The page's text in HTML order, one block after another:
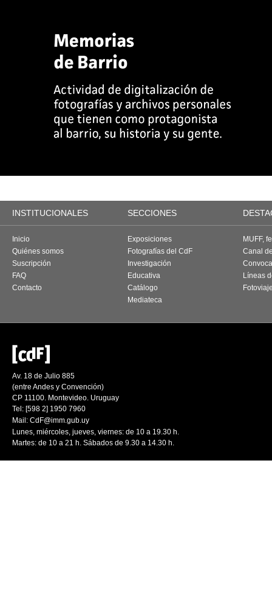
INSTITUCIONALES SECCIONES
Inicio
Quiénes somos
Suscripción
FAQ
Contacto
Exposiciones
Fotografías del CdF
Investigación
Educativa
Catálogo
Mediateca
MUFF,
Canal
Líneas
Av. 18 de Julio 885
(entre Andes y Convención)
CP 11100. Montevideo. Uruguay
Tel: [598 2] 1950 7960
Mail: CdF@imm.gub.uy
Lunes, miércoles, jueves, viernes: de 10 a 19.30 h.
Martes: de 10 a 21 h. Sábados de 9.30 a 14.30 h.